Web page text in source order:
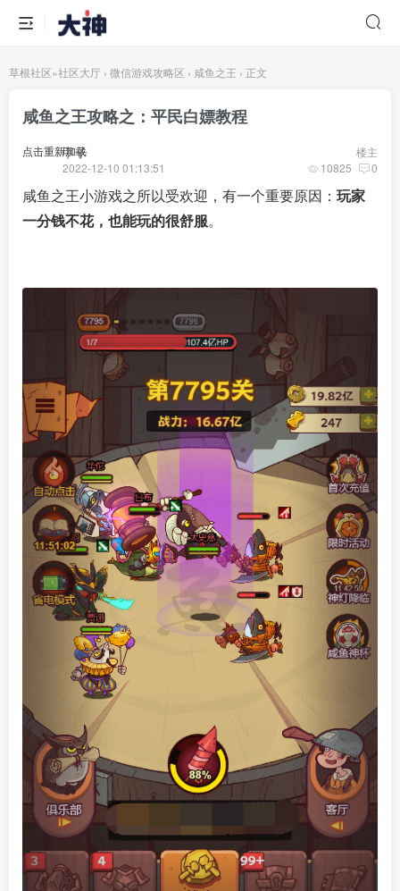
草根社区»社区大厅 › 微信游戏攻略区 › 咸鱼之王 › 正文
咸鱼之王攻略之：平民白嫖教程
点击重新加载 楼主
甲子
10825 0
2022-12-10 01:13:51
咸鱼之王小游戏之所以受欢迎，有一个重要原因： 玩家
一分钱不花，也能玩的很舒服。